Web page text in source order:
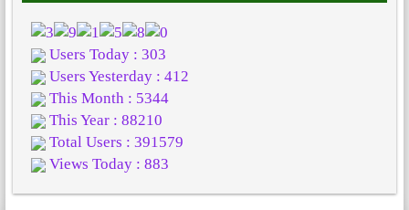
Users Today : 303
Users Yesterday : 412
This Month : 5344
This Year : 88210
Total Users : 391579
Views Today : 883